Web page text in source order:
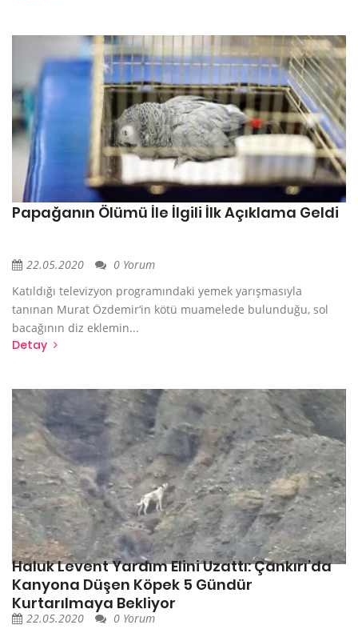
Papağanın Ölümü İle İlgili İlk Açıklama Geldi
22.05.2020
0 Yorum
Katıldığı televizyon programındaki yemek yarışmasıyla
tanınan Murat Özdemir‘in kötü muamelede bulunduğu, sol
bacağının diz eklemin...
Detay
Haluk Levent Yardım Elini Uzattı: Çankırı’da
Kanyona Düşen Köpek 5 Gündür
Kurtarılmaya Bekliyor
22.05.2020 0 Yorum